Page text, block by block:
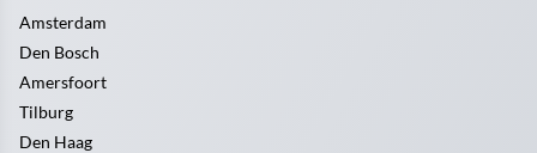
Amsterdam
Den Bosch
Amersfoort
Tilburg
Den Haag